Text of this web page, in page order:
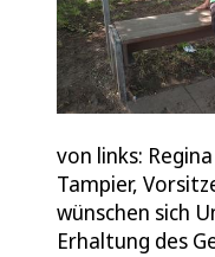
von links:
Tampier,
wünschen sich
Erhaltung des